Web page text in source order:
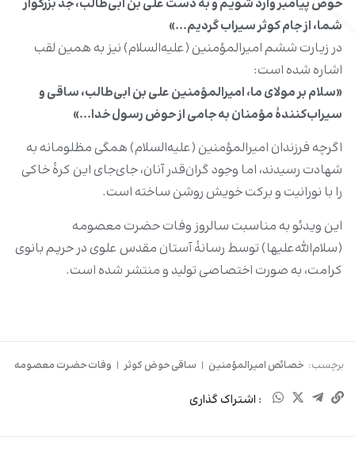
حوض پیامبر وارد شویم و به دست علی‌ بن‌ ابی‌طالب، جد بزرگوار
شما، از جام کوثر سیراب گردیم...»
در زیارت ششم امیرالمؤمنین (علیه‌السلام) نیز به همین لقب
اشاره شده است:
«سلام بر مولای ما، امیرالمؤمنین علی‌ بن‌ ابی‌طالب، ساقی و
سیراب‌کنندۀ مؤمنان به جامی از حوض رسول خدا...»
اگرچه فرزندان امیرالمؤمنین (علیه‌السلام) همگی مظلومانه به
شهادت رسیدند، اما وجود گران‌قدر آنان، جای‌جای این کرۀ خاکی
را با نورانیت و برکت خویش روشن ساخته است.
این ویدئو به مناسبت سالروز وفات حضرت معصومه
(سلام‌الله‌علیها) توسط رسانۀ آستان مقدس علوی در حریم بانوی
کرامت، به صورت اختصاصی تولید و منتشر شده است.
برچسب: خصائص امیرالمؤمنین | ساقی حوض کوثر | وفات حضرت معصومه
: اشتراک گذاری